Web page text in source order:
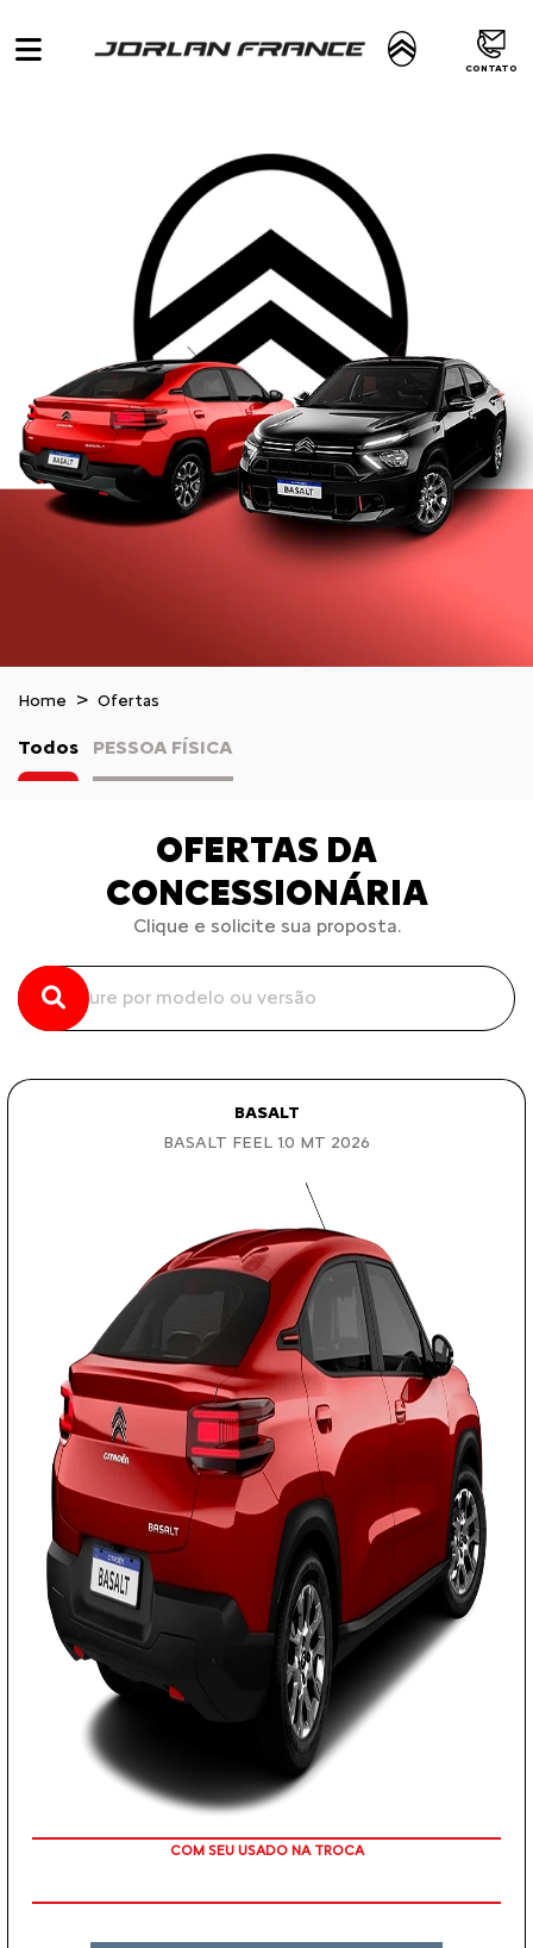
CONTATO
Home Ofertas
Todos PESSOA FÍSICA
OFERTAS DA
CONCESSIONÁRIA
Clique e solicite sua proposta.
BASALT
BASALT FEEL 1.0 MT 2026
OU TAXA 0%